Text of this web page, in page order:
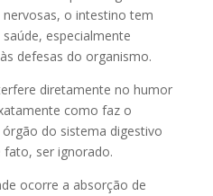
o intestino tem
especialmente
defesas do organismo.
diretamente no humor
como faz o
do sistema digestivo
ser ignorado.
ocorre a absorção de